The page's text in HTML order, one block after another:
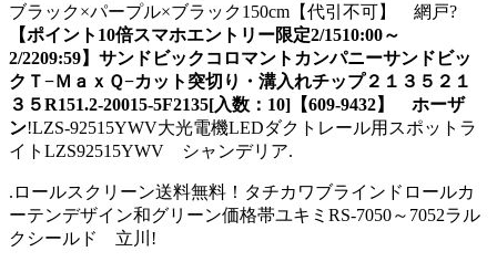
ブラック×パープル×ブラック150cm【代引不可】 網戸?
【ポイント10倍スマホエントリー限定2/1510:00～
2/2209:59】サンドビックコロマントカンパニーサンドビッ
クＴ−ＭａｘＱ−カット突切り・溝入れチップ２１３５２１
３５R151.2-20015-5F2135[入数：10]【609-9432】 ホーザ
ン!LZS-92515YWV大光電機LEDダクトレール用スポットラ
イトLZS92515YWV シャンデリア.
.ロールスクリーン送料無料！タチカワブラインドロールカ
ーテンデザイン和グリーン価格帯ユキミRS-7050～7052ラル
クシールド 立川!